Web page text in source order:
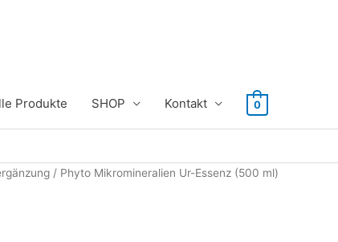
Produkte SHOP Kontakt 0
/ Phyto Mikromineralien Ur-Essenz (500 ml)